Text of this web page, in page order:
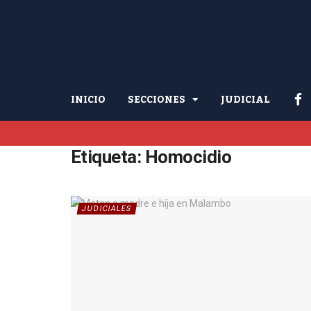
INICIO SECCIONES JUDICIAL
Etiqueta: Homocidio
JUDICIALES